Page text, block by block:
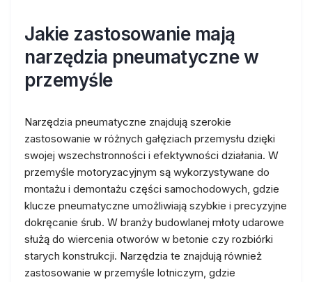
Jakie zastosowanie mają
narzędzia pneumatyczne w
przemyśle
Narzędzia pneumatyczne znajdują szerokie
zastosowanie w różnych gałęziach przemysłu dzięki
swojej wszechstronności i efektywności działania. W
przemyśle motoryzacyjnym są wykorzystywane do
montażu i demontażu części samochodowych, gdzie
klucze pneumatyczne umożliwiają szybkie i precyzyjne
dokręcanie śrub. W branży budowlanej młoty udarowe
służą do wiercenia otworów w betonie czy rozbiórki
starych konstrukcji. Narzędzia te znajdują również
zastosowanie w przemyśle lotniczym, gdzie